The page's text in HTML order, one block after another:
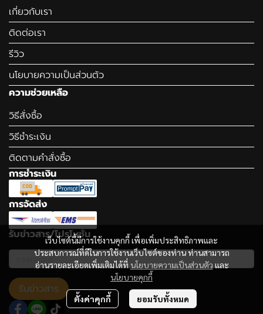
เว็บไซต์นี้มีการใช้งานคุกกี้ เพื่อเพิ่มประสิทธิภาพและ
ประสบการณ์ที่ดีในการใช้งานเว็บไซต์ของท่าน ท่านสามารถ
อ่านรายละเอียดเพิ่มเติมได้ที่ นโยบายความเป็นส่วนตัว และ
นโยบายคุกกี้
ตั้งค่าคุกกี้ ยอมรับทั้งหมด
เกี่ยวกับเรา
ติดต่อเรา
รีวิว
นโยบายความเป็นส่วนตัว
ความช่วยเหลือ
วิธีสั่งซื้อ
วิธีชำระเงิน
ติดตามคำสั่งซื้อ
การชำระเงิน
การจัดส่ง
รับข่าวสาร/โปรโมชั่น
รับข่าวสาร